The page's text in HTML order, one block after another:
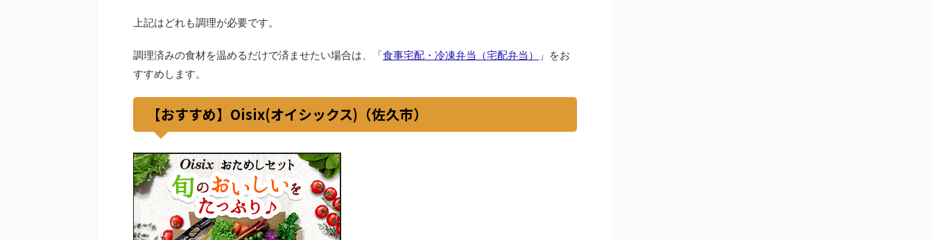
上記はどれも調理が必要です。
調理済みの食材を温めるだけで済ませたい場合は、「食事宅配・冷凍弁当（宅配弁当）
」をお
すすめします。
【おすすめ】Oisix(オイシックス)（佐久市）